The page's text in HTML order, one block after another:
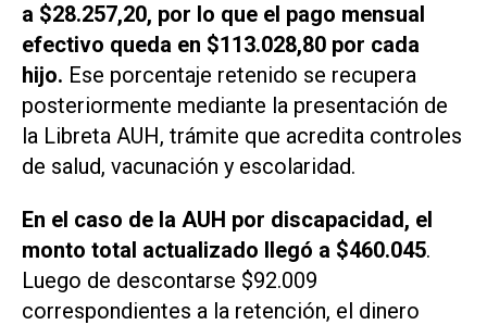
a $28.257,20, por lo que el pago mensual
efectivo queda en $113.028,80 por cada
hijo. Ese porcentaje retenido se recupera
posteriormente mediante la presentación de
la Libreta AUH, trámite que acredita controles
de salud, vacunación y escolaridad.
En el caso de la AUH por discapacidad, el
monto total actualizado llegó a $460.045.
Luego de descontarse $92.009
correspondientes a la retención, el dinero